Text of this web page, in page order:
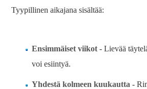
Tyypillinen aikajana sisältää:
Ensimmäiset viikot - Lievää
voi esiintyä.
Yhdestä kolmeen kuukautta -